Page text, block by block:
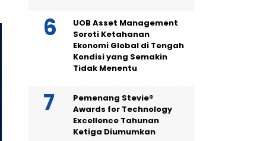
UOB Asset Management
Soroti Ketahanan
Ekonomi Global di Tengah
Kondisi yang Semakin
Tidak Menentu
Pemenang Stevie®
Awards for Technology
Excellence Tahunan
Ketiga Diumumkan